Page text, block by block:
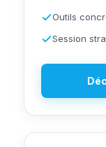
Outils
Session